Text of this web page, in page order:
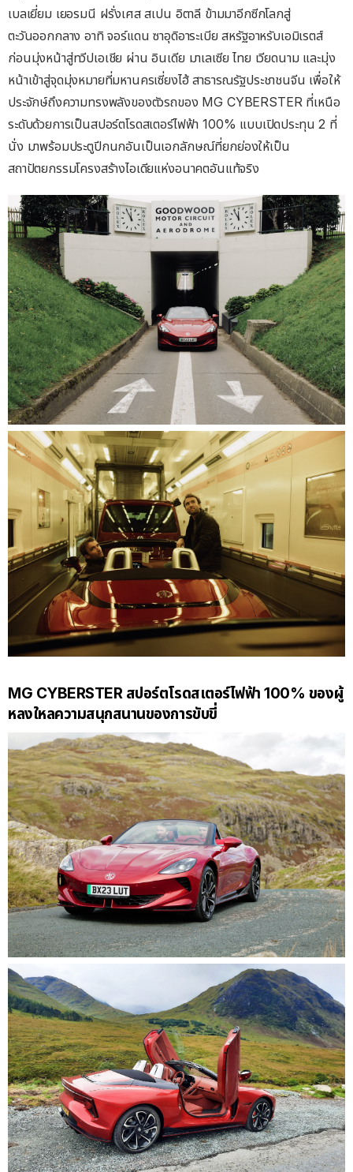
เบลเยี่ยม เยอรมนี ฝรั่งเศส สเปน อิตาลี ข้ามมาอีกซีกโลกสู่
ตะวันออกกลาง อาทิ จอร์แดน ซาอุดิอาระเบีย สหรัฐอาหรับเอมิเรตส์
ก่อนมุ่งหน้าสู่ทวีปเอเชีย ผ่าน อินเดีย มาเลเซีย ไทย เวียดนาม และมุ่ง
หน้าเข้าสู่จุดมุ่งหมายที่มหานครเซี่ยงไฮ้ สาธารณรัฐประชาชนจีน เพื่อให้
ประจักษ์ถึงความทรงพลังของตัวรถของ MG CYBERSTER ที่เหนือ
ระดับด้วยการเป็นสปอร์ตโรดสเตอร์ไฟฟ้า 100% แบบเปิดประทุน 2 ที่
นั่ง มาพร้อมประตูปีกนกอันเป็นเอกลักษณ์ที่ยกย่องให้เป็น
สถาปัตยกรรมโครงสร้างไอเดียแห่งอนาคตอันแท้จริง
MG CYBERSTER สปอร์ตโรดสเตอร์ไฟฟ้า 100% ของผู้
หลงใหลความสนุกสนานของการขับขี่